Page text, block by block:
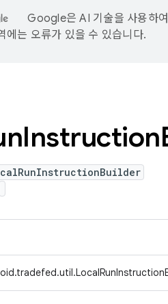
Google은 AI 기술을 사용하
에는 오류가 있을 수 있습니다.
Instruction